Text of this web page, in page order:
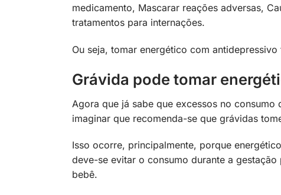
medicamento, Mascarar reações adversas,
tratamentos para internações.
Ou seja, tomar energético com
Grávida pode tomar
Agora que já sabe que excessos no
imaginar que recomenda-se que grávidas
Isso ocorre, principalmente, porque
deve-se evitar o consumo durante a
bebê.